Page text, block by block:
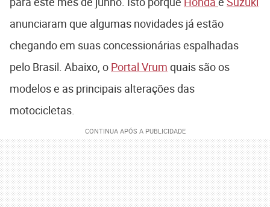
anunciaram que algumas novidades já estão
chegando em suas concessionárias espalhadas
pelo Brasil. Abaixo, o Portal Vrum quais são os
modelos e as principais alterações das
motocicletas.